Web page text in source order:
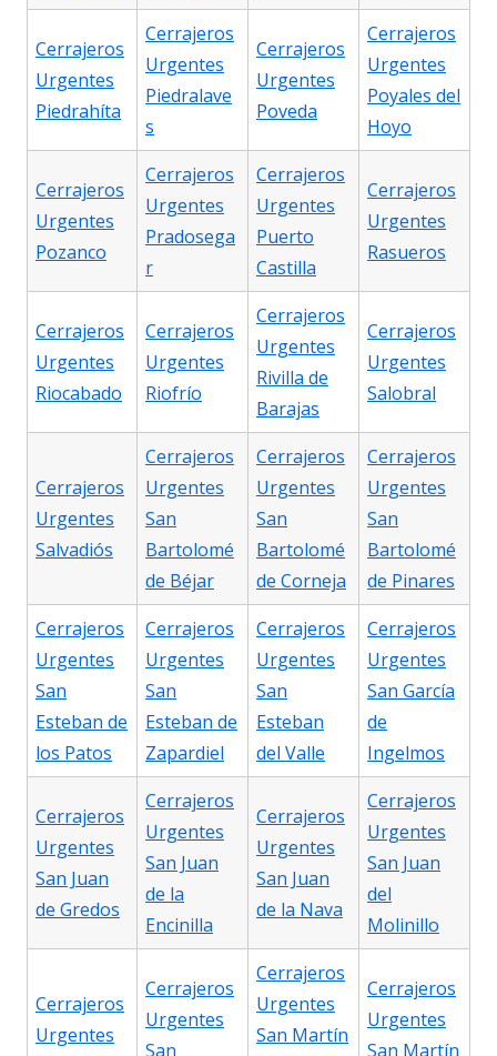
Cerrajeros
Urgentes
Piedrahíta
Cerrajeros
Urgentes
Piedralave
s
Cerrajeros
Urgentes
Poveda
Cerrajeros
Urgentes
Poyales del
Hoyo
Cerrajeros
Urgentes
Pozanco
Cerrajeros
Urgentes
Pradosega
r
Cerrajeros
Urgentes
Puerto
Castilla
Cerrajeros
Urgentes
Rasueros
Cerrajeros
Urgentes
Riocabado
Cerrajeros
Urgentes
Riofrío
Cerrajeros
Urgentes
Rivilla de
Barajas
Cerrajeros
Urgentes
Salobral
Cerrajeros
Urgentes
Salvadiós
Cerrajeros
Urgentes
San
Bartolomé
de Béjar
Cerrajeros
Urgentes
San
Bartolomé
de Corneja
Cerrajeros
Urgentes
San
Bartolomé
de Pinares
Cerrajeros
Urgentes
San
Esteban de
los Patos
Cerrajeros
Urgentes
San
Esteban de
Zapardiel
Cerrajeros
Urgentes
San
Esteban
del Valle
Cerrajeros
Urgentes
San García
de
Ingelmos
Cerrajeros
Urgentes
San Juan
de Gredos
Cerrajeros
Urgentes
San Juan
de la
Encinilla
Cerrajeros
Urgentes
San Juan
de la Nava
Cerrajeros
Urgentes
San Juan
del
Molinillo
Cerrajeros
Urgentes
Cerrajeros
Urgentes
San
Cerrajeros
Urgentes
San Martín
Cerrajeros
Urgentes
San Martín